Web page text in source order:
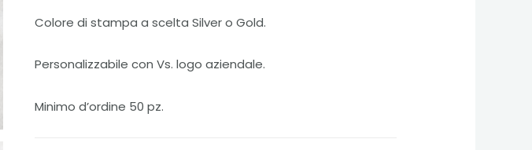
Colore di stampa a scelta Silver o Gold.
Personalizzabile con Vs. logo aziendale.
Minimo d’ordine 50 pz.